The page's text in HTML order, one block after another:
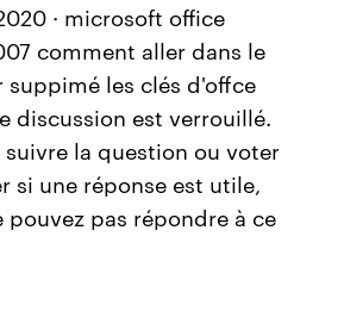
· microsoft office
comment aller dans le
les clés d'offce
discussion est verrouillé.
suivre la question ou voter
si une réponse est utile,
pouvez pas répondre à ce